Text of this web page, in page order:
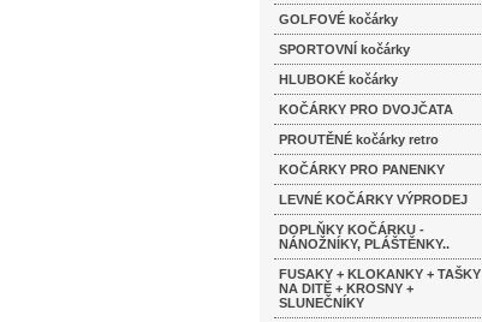
GOLFOVÉ kočárky
SPORTOVNÍ kočárky
HLUBOKÉ kočárky
KOČÁRKY PRO DVOJČATA
PROUTĚNÉ kočárky retro
KOČÁRKY PRO PANENKY
LEVNÉ KOČÁRKY VÝPRODEJ
DOPLŇKY KOČÁRKU -
NÁNOŽNÍKY, PLÁŠTĚNKY..
FUSAKY + KLOKANKY + TAŠKY
NA DITĚ + KROSNY +
SLUNEČNÍKY